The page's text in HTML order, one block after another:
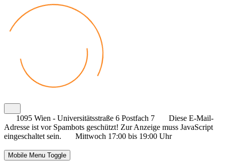
1095 Wien - Universitätsstraße 6 Postfach 7
Diese E-Mail-
Adresse ist vor Spambots geschützt! Zur Anzeige muss JavaScript
eingeschaltet sein.
Mittwoch 17:00 bis 19:00 Uhr
Mobile Menu Toggle